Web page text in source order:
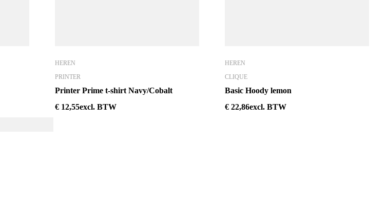
HEREN
PRINTER
Printer Prime t-shirt Navy/Cobalt
€ 12,55excl. BTW
HEREN
CLIQUE
Basic Hoody lemon
€ 22,86excl. BTW